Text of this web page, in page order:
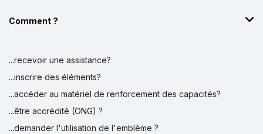
Comment ?
...recevoir une assistance?
...inscrire des éléments?
...accéder au matériel de renforcement des capacités?
...être accrédité (ONG) ?
...demander l'utilisation de l'emblème ?